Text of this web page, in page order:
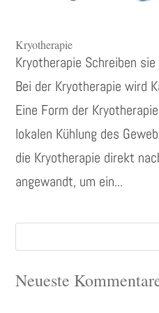
Kryotherapie
Kryotherapie Schreiben
Bei der Kryotherapie wird
Eine Form der
lokalen Kühlung des
die Kryotherapie direkt
angewandt, um ein...
Neueste